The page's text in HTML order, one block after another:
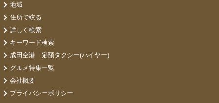
地域
住所で絞る
詳しく検索
キーワード検索
成田空港 定額タクシー(ハイヤー)
グルメ特集一覧
会社概要
プライバシーポリシー